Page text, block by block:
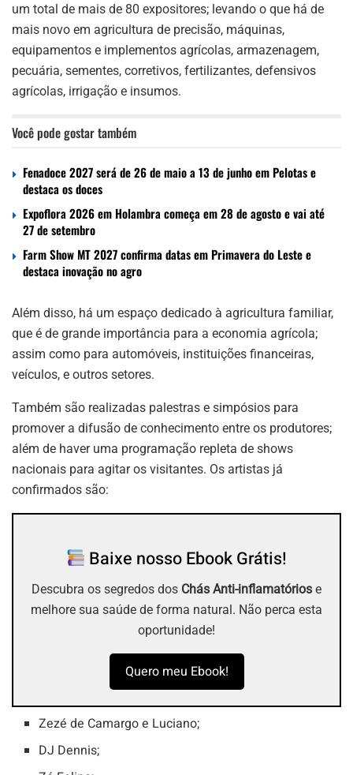
um total de mais de 80 expositores; levando o que há de
mais novo em agricultura de precisão, máquinas,
equipamentos e implementos agrícolas, armazenagem,
pecuária, sementes, corretivos, fertilizantes, defensivos
agrícolas, irrigação e insumos.
Você pode gostar também
Fenadoce 2027 será de 26 de maio a 13 de junho em Pelotas e
destaca os doces
Expoflora 2026 em Holambra começa em 28 de agosto e vai até
27 de setembro
Farm Show MT 2027 confirma datas em Primavera do Leste e
destaca inovação no agro
Além disso, há um espaço dedicado à agricultura familiar,
que é de grande importância para a economia agrícola;
assim como para automóveis, instituições financeiras,
veículos, e outros setores.
Também são realizadas palestras e simpósios para
promover a difusão de conhecimento entre os produtores;
além de haver uma programação repleta de shows
nacionais para agitar os visitantes. Os artistas já
confirmados são:
Baixe nosso Ebook Grátis!
Descubra os segredos dos Chás Anti-inflamatórios e
melhore sua saúde de forma natural. Não perca esta
oportunidade!
Quero meu Ebook!
Zezé de Camargo e Luciano;
DJ Dennis;